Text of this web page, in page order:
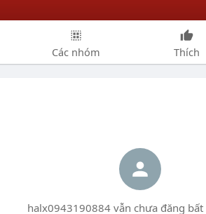
Các nhóm Thích
halx0943190884 vẫn chưa đăng